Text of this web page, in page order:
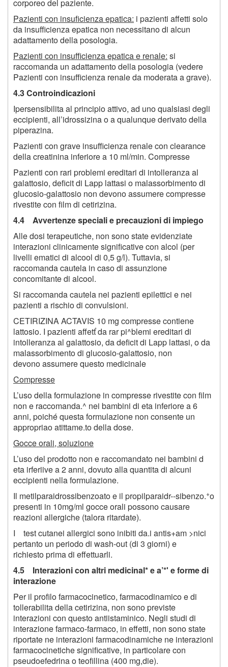
corporeo del paziente.
Pazienti con insuficienza epatica: i pazienti affetti solo
da insufficienza epatica non necessitano di alcun
adattamento della posologia.
Pazienti con insufficienza epatica e renale: si
raccomanda un adattamento della posologia (vedere
Pazienti con insufficienza renale da moderata a grave).
4.3 Controindicazioni
Ipersensibilita al principio attivo, ad uno qualsiasi degli
eccipienti, all’idrossizina o a qualunque derivato della
piperazina.
Pazienti con grave insufficienza renale con clearance
della creatinina inferiore a 10 ml/min. Compresse
Pazienti con rari problemi ereditari di intolleranza al
galattosio, deficit di Lapp lattasi o malassorbimento di
glucosio-galattosio non devono assumere compresse
rivestite con film di cetirizina.
4.4 Avvertenze speciali e precauzioni di impiego
Alle dosi terapeutiche, non sono state evidenziate
interazioni clinicamente significative con alcol (per
livelli ematici di alcool di 0,5 g/l). Tuttavia, si
raccomanda cautela in caso di assunzione
concomitante di alcool.
Si raccomanda cautela nei pazienti epilettici e nei
pazienti a rischio di convulsioni.
CETIRIZINA ACTAVIS 10 mg compresse contiene
lattosio. I pazienti affetť da rar pi^blemi ereditari di
intolleranza al galattosio, da deficit di Lapp lattasi, o da
malassorbimento di glucosio-galattosio, non
devono assumere questo medicinale
Compresse
L’uso della formulazione in compresse rivestite con film
non e raccomanda.^ nei bambini di eta inferiore a 6
anni, poiché questa formulazione non consente un
appropriao atittame.to della dose.
Gocce orali, soluzione
L’uso del prodotto non e raccomandato nei bambini d
eta irferiive a 2 anni, dovuto alla quantita di alcuni
eccipienti nella formulazione.
Il metilparaidrossibenzoato e il propilparaidr--sibenzo.+o
presenti in 10mg/ml gocce orali possono causare
reazioni allergiche (talora ritardate).
I test cutanei allergici sono inibiti da.i antis+am >nici
pertanto un periodo di wash-out (di 3 giorni) e
richiesto prima di effettuarli.
4.5 Interazioni con altri medicinal* e a’*' e forme di
interazione
Per il profilo farmacocinetico, farmacodinamico e di
tollerabilita della cetirizina, non sono previste
interazioni con questo antiistaminico. Negli studi di
interazione farmaco-farmaco, in effetti, non sono state
riportate ne interazioni farmacodinamiche ne interazioni
farmacocinetiche significative, in particolare con
pseudoefedrina o teofillina (400 mg,die).